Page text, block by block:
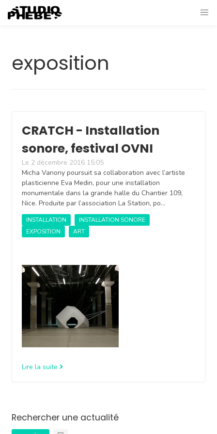
exposition
CRATCH - Installation
sonore, festival OVNI
Le 2 décembre 2016 15:05
Micha Vanony poursuit sa collaboration avec l’artiste
plasticienne Eva Medin, pour une installation
monumentale dans la grande halle du Chantier 109,
Nice. Produite par l’association La Station, po…
INSTALLATION
INSTALLATION SONORE
EXPOSITION
ART
Lire la suite
Rechercher une actualité